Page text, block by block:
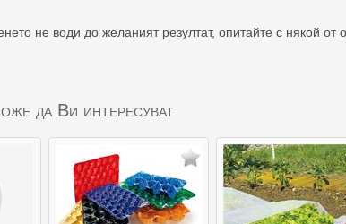
не води до желаният резултат, опитайте с някой от
да Ви интересуват